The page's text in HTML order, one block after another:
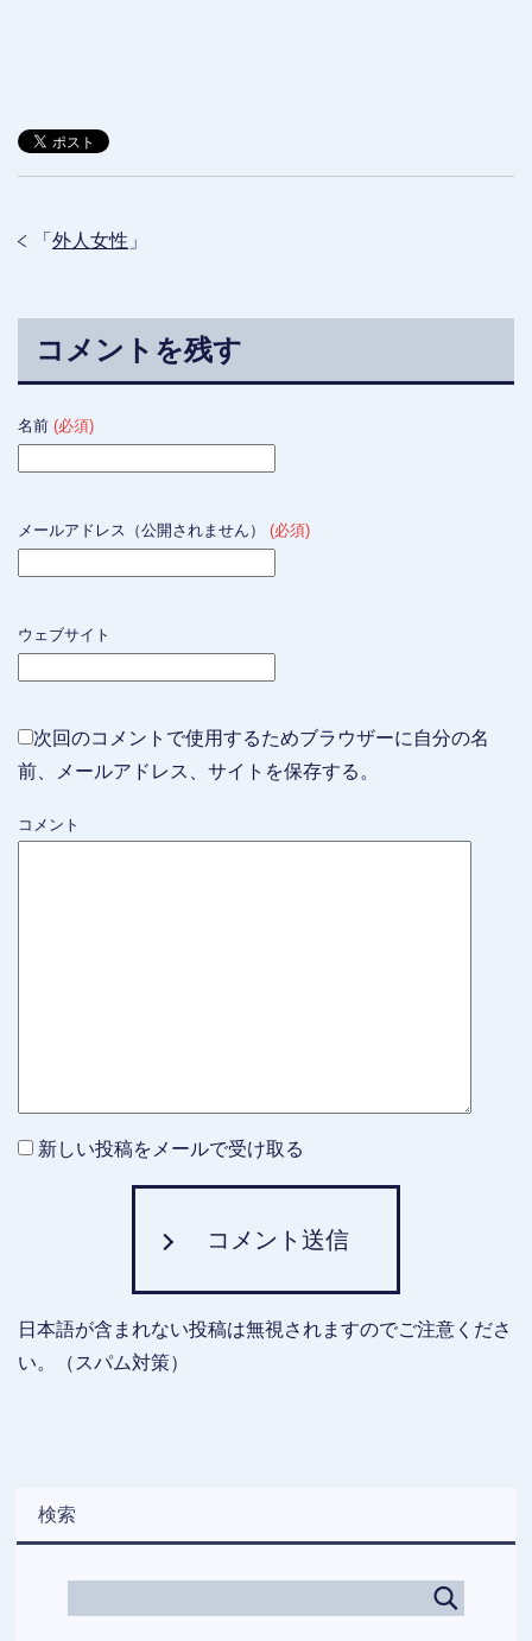
「 外人女性 」
コメントを残す
名前 (必須)
メールアドレス（公開されません） (必須)
ウェブサイト
次回のコメントで使用するためブラウザーに自分の名
前、メールアドレス、サイトを保存する。
コメント
新しい投稿をメールで受け取る
コメント送信
日本語が含まれない投稿は無視されますのでご注意くださ
い。（スパム対策）
検索